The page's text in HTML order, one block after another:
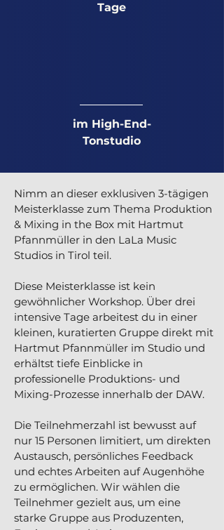
Tage
im High-End-
Tonstudio
Nimm an dieser exklusiven 3-tägigen
Meisterklasse zum Thema Produktion
& Mixing in the Box mit Hartmut
Pfannmüller in den LaLa Music
Studios in Tirol teil.
Diese Meisterklasse ist kein
gewöhnlicher Workshop. Über drei
intensive Tage arbeitest du in einer
kleinen, kuratierten Gruppe direkt mit
Hartmut Pfannmüller im Studio und
erhältst tiefe Einblicke in
professionelle Produktions- und
Mixing-Prozesse innerhalb der DAW.
Die Teilnehmerzahl ist bewusst auf
nur 15 Personen limitiert, um direkten
Austausch, persönliches Feedback
und echtes Arbeiten auf Augenhöhe
zu ermöglichen. Wir wählen die
Teilnehmer gezielt aus, um eine
starke Gruppe aus Produzenten,